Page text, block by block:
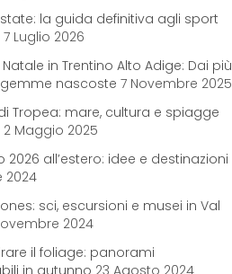
la guida definitiva agli sport
7 Luglio 2026
in Trentino Alto Adige: Dai più
nascoste 7 Novembre 2025
Tropea: mare, cultura e spiagge
2 Maggio 2025
all’estero: idee e destinazioni
2024
sci, escursioni e musei in Val
2024
il foliage: panorami
in autunno 23 Agosto 2024